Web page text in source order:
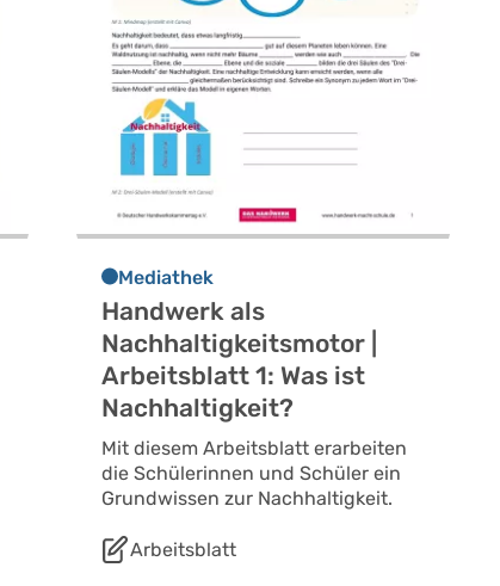
Mediathek
Handwerk als
Nachhaltigkeitsmotor |
Arbeitsblatt 1: Was ist
Nachhaltigkeit?
Mit diesem Arbeitsblatt erarbeiten
die Schülerinnen und Schüler ein
Grundwissen zur Nachhaltigkeit.
Arbeitsblatt